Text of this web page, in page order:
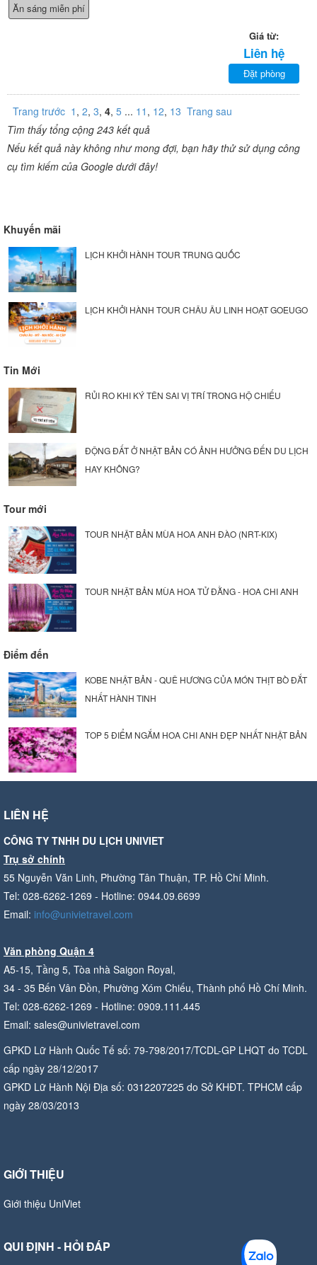
Ăn sáng miễn phí
Giá từ:
Liên hệ
Đặt phòng
Trang trước 1 , 2, 3, 4, 5 ... 11 , 12, 13 Trang sau
Tìm thấy tổng cộng 243 kết quả
Nếu kết quả này không như mong đợi, bạn hãy thử sử dụng công
cụ tìm kiếm của Google dưới đây!
Khuyến mãi
LỊCH KHỞI HÀNH TOUR TRUNG QUỐC
LỊCH KHỞI HÀNH TOUR CHÂU ÂU LINH HOẠT GOEUGO
Tin Mới
RỦI RO KHI KÝ TÊN SAI VỊ TRÍ TRONG HỘ CHIẾU
ĐỘNG ĐẤT Ở NHẬT BẢN CÓ ẢNH HƯỞNG ĐẾN DU LỊCH
HAY KHÔNG?
Tour mới
TOUR NHẬT BẢN MÙA HOA ANH ĐÀO (NRT-KIX)
TOUR NHẬT BẢN MÙA HOA TỬ ĐẰNG - HOA CHI ANH
Điểm đến
KOBE NHẬT BẢN - QUÊ HƯƠNG CỦA MÓN THỊT BÒ ĐẮT
NHẤT HÀNH TINH
TOP 5 ĐIỂM NGẮM HOA CHI ANH ĐẸP NHẤT NHẬT BẢN
LIÊN HỆ
CÔNG TY TNHH DU LỊCH UNIVIET
Trụ sở chính
55 Nguyễn Văn Linh, Phường Tân Thuận, TP. Hồ Chí Minh.
Tel: 028-6262-1269 - Hotline: 0944.09.6699
Email: info@univietravel.com
Văn phòng Quận 4
A5-15, Tầng 5, Tòa nhà Saigon Royal,
34 - 35 Bến Vân Đồn, Phường Xóm Chiếu, Thành phố Hồ Chí Minh.
Tel: 028-6262-1269 - Hotline: 0909.111.445
Email: sales@univietravel.com
GPKD Lữ Hành Quốc Tế số: 79-798/2017/TCDL-GP LHQT do TCDL
cấp ngày 28/12/2017
GPKD Lữ Hành Nội Địa số: 0312207225 do Sở KHĐT. TPHCM cấp
ngày 28/03/2013
GIỚI THIỆU
Giới thiệu UniViet
QUI ĐỊNH - HỎI ĐÁP